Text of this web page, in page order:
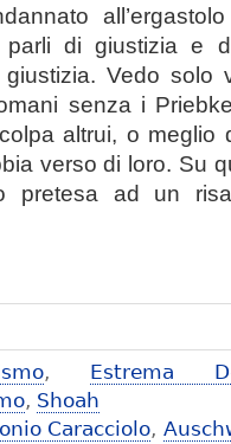
parli di giustizia e
Vedo solo
senza i
altrui, o meglio
verso di loro. Su
pretesa ad un
, Estrema
, Shoah
Caracciolo,